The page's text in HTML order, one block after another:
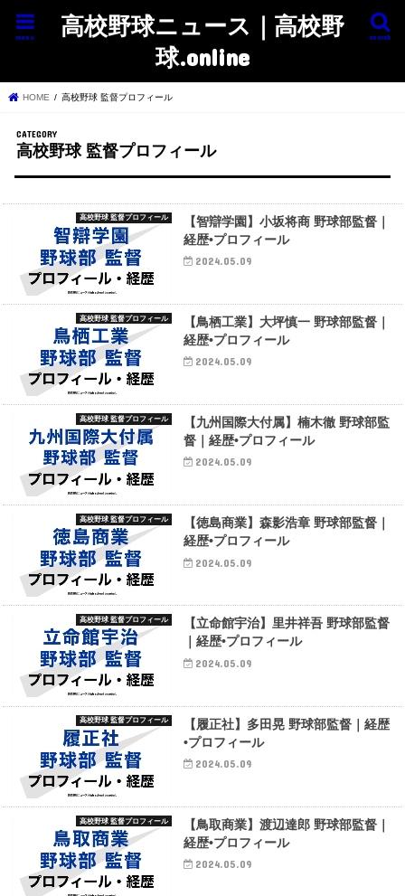
高校野球ニュース｜高校野
球.online
search
menu
HOME 高校野球 監督プロフィール
高校野球 監督プロフィール
高校野球 監督プロフィール
【智辯学園】小坂将商 野球部監督｜
経歴•プロフィール
2024.05.09
高校野球 監督プロフィール
【鳥栖工業】大坪慎一 野球部監督｜
経歴•プロフィール
2024.05.09
高校野球 監督プロフィール
【九州国際大付属】楠木徹 野球部監
督｜経歴•プロフィール
2024.05.09
高校野球 監督プロフィール
【徳島商業】森影浩章 野球部監督｜
経歴•プロフィール
2024.05.09
高校野球 監督プロフィール
【立命館宇治】里井祥吾 野球部監督
｜経歴•プロフィール
2024.05.09
高校野球 監督プロフィール
【履正社】多田晃 野球部監督｜経歴
•プロフィール
2024.05.09
高校野球 監督プロフィール
【鳥取商業】渡辺達郎 野球部監督｜
経歴•プロフィール
2024.05.09